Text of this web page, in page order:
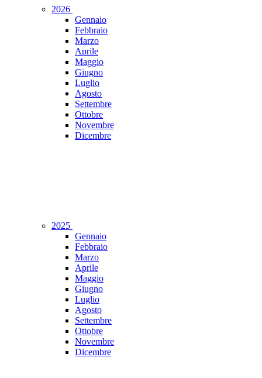
2026
Gennaio
Febbraio
Marzo
Aprile
Maggio
Giugno
Luglio
Agosto
Settembre
Ottobre
Novembre
Dicembre
2025
Gennaio
Febbraio
Marzo
Aprile
Maggio
Giugno
Luglio
Agosto
Settembre
Ottobre
Novembre
Dicembre